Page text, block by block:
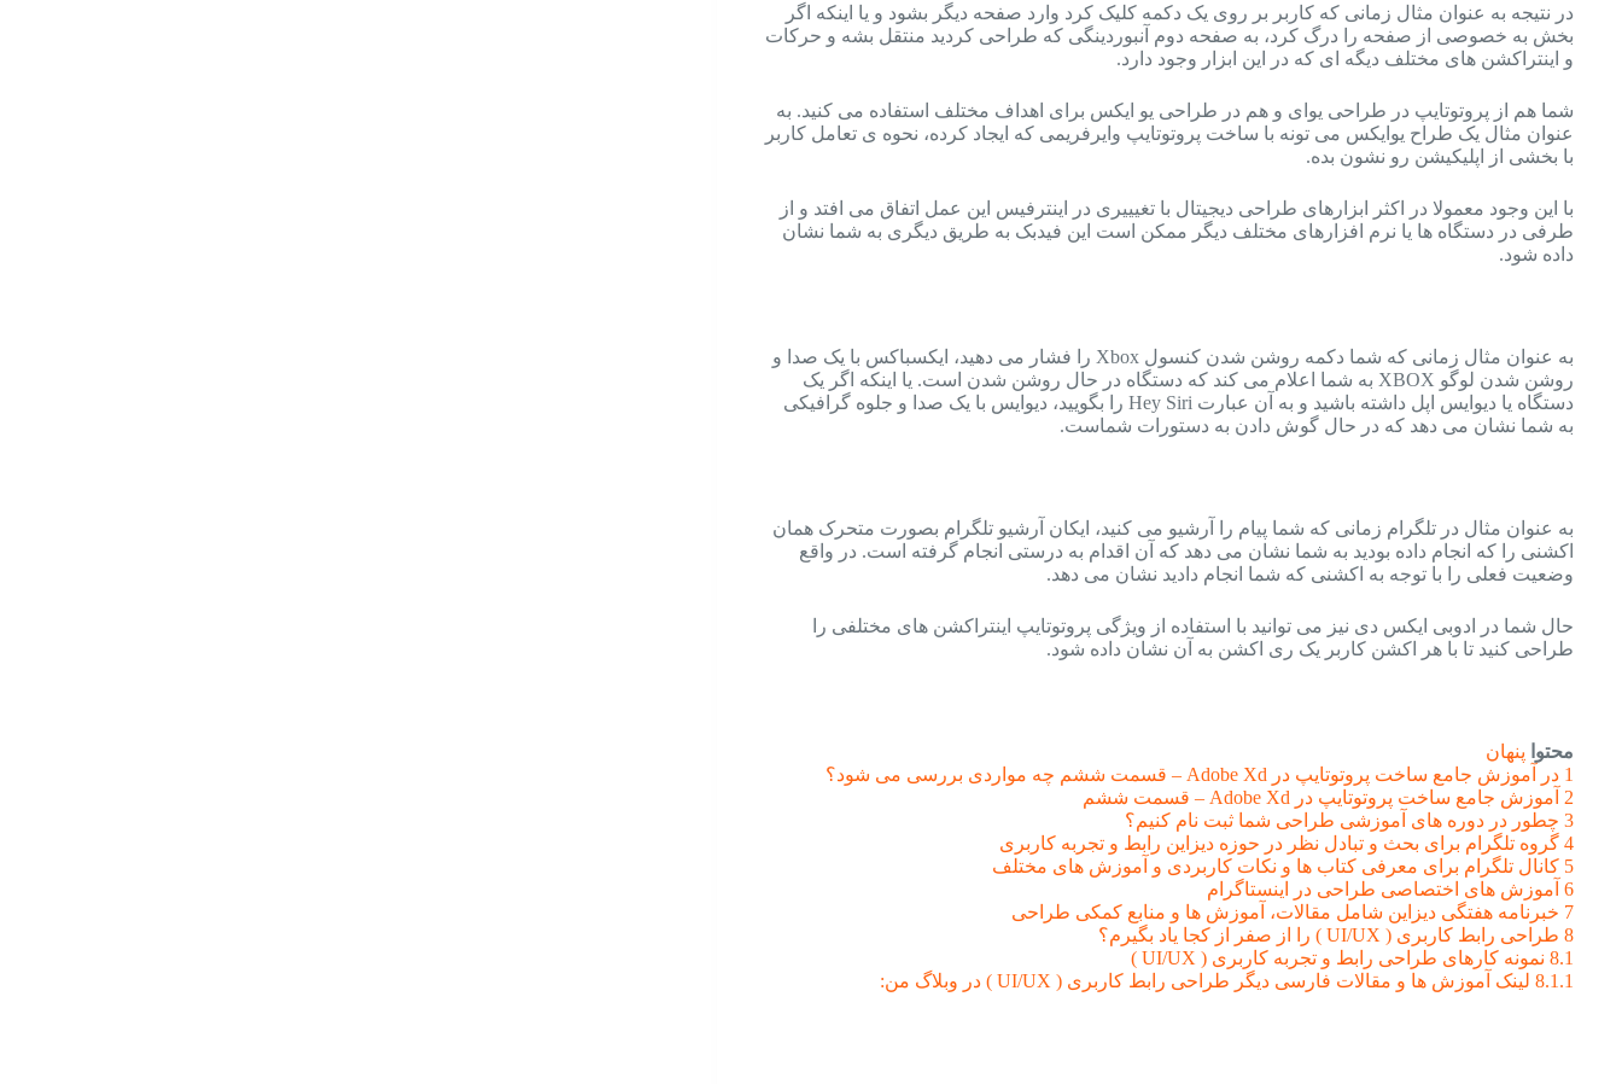
در نتیجه به عنوان مثال زمانی که کاربر بر روی یک دکمه کلیک کرد وارد صفحه دیگر بشود و یا اینکه اگر
بخش به خصوصی از صفحه را درگ کرد، به صفحه دوم آنبوردینگی که طراحی کردید منتقل بشه و حرکات
و اینتراکشن های مختلف دیگه ای که در این ابزار وجود دارد.
شما هم از پروتوتایپ در طراحی یوای و هم در طراحی یو ایکس برای اهداف مختلف استفاده می کنید. به
عنوان مثال یک طراح یوایکس می تونه با ساخت پروتوتایپ وایرفریمی که ایجاد کرده، نحوه ی تعامل کاربر
با بخشی از اپلیکیشن رو نشون بده.
با این وجود معمولا در اکثر ابزارهای طراحی دیجیتال با تغیییری در اینترفیس این عمل اتفاق می افتد و از
طرفی در دستگاه ها یا نرم افزارهای مختلف دیگر ممکن است این فیدبک به طریق دیگری به شما نشان
داده شود.
به عنوان مثال زمانی که شما دکمه روشن شدن کنسول Xbox را فشار می دهید، ایکسباکس با یک صدا و
روشن شدن لوگو XBOX به شما اعلام می کند که دستگاه در حال روشن شدن است. یا اینکه اگر یک
دستگاه یا دیوایس اپل داشته باشید و به آن عبارت Hey Siri را بگویید، دیوایس با یک صدا و جلوه گرافیکی
به شما نشان می دهد که در حال گوش دادن به دستورات شماست.
به عنوان مثال در تلگرام زمانی که شما پیام را آرشیو می کنید، ایکان آرشیو تلگرام بصورت متحرک همان
اکشنی را که انجام داده بودید به شما نشان می دهد که آن اقدام به درستی انجام گرفته است. در واقع
وضعیت فعلی را با توجه به اکشنی که شما انجام دادید نشان می دهد.
حال شما در ادوبی ایکس دی نیز می توانید با استفاده از ویژگی پروتوتایپ اینتراکشن های مختلفی را
طراحی کنید تا با هر اکشن کاربر یک ری اکشن به آن نشان داده شود.
محتوا پنهان
1 در آموزش جامع ساخت پروتوتایپ در Adobe Xd – قسمت ششم چه مواردی بررسی می شود؟
2 آموزش جامع ساخت پروتوتایپ در Adobe Xd – قسمت ششم
3 چطور در دوره های آموزشی طراحی شما ثبت نام کنیم؟
4 گروه تلگرام برای بحث و تبادل نظر در حوزه دیزاین رابط و تجربه کاربری
5 کانال تلگرام برای معرفی کتاب ها و نکات کاربردی و آموزش های مختلف
6 آموزش های اختصاصی طراحی در اینستاگرام
7 خبرنامه هفتگی دیزاین شامل مقالات، آموزش ها و منابع کمکی طراحی
8 طراحی رابط کاربری ( UI/UX ) را از صفر از کجا یاد بگیرم؟
8.1 نمونه کارهای طراحی رابط و تجربه کاربری ( UI/UX )
8.1.1 لینک آموزش ها و مقالات فارسی دیگر طراحی رابط کاربری ( UI/UX ) در وبلاگ من: